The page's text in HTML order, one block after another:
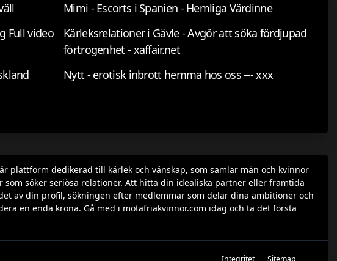
Mimi - Escorts i Spanien - Hemliga Värdinne
Full video
Kärleksrelationer i Gävle - Avgör att söka fördjupad
förtrogenhet - xaffair.net
Nytt - erotisk inbrott hemma hos oss --- xxx
plattform dedikerad till kärlek och vänskap, som samlar män och kvinnor
söker seriösa relationer. Att hitta din idealiska partner eller framtida
av din profil, sökningen efter medlemmar som delar dina ambitioner och
en enda krona. Gå med i motafriakvinnor.com idag och ta det första
Integritet Sitemap